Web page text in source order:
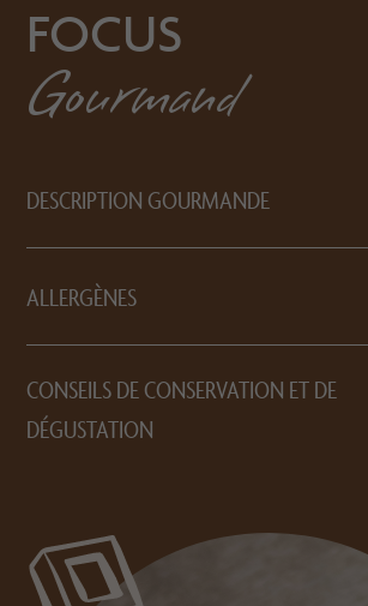
FOCUS
Gourmand
DESCRIPTION GOURMANDE
ALLERGÈNES
CONSEILS DE CONSERVATION ET DE
DÉGUSTATION